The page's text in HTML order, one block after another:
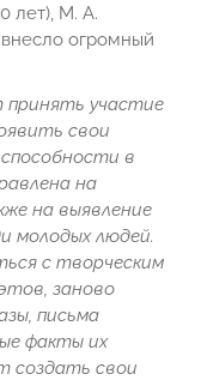
лет), М. А.
внесло огромный
принять участие
свои
в
на
на выявление
молодых людей.
с творческим
заново
письма
факты их
создать свои